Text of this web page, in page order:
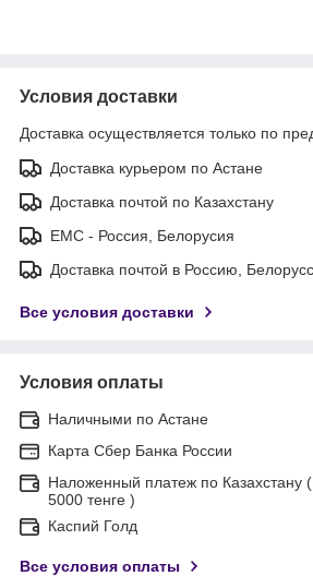
Условия доставки
Доставка осуществляется только по
Доставка курьером по Астане
Доставка почтой по Казахстану
ЕМС - Россия, Белорусия
Доставка почтой в Россию,
Все условия доставки
Условия оплаты
Наличными по Астане
Карта Сбер Банка России
Наложенный платеж по Казахстану
5000 тенге )
Каспий Голд
Все условия оплаты